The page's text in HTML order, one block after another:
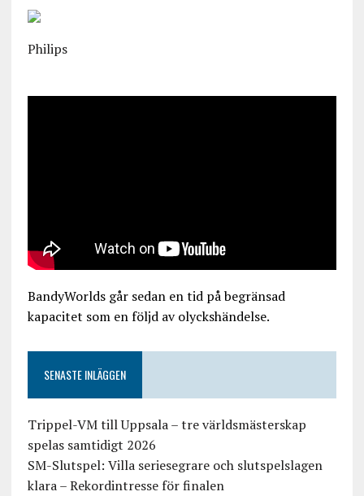
Philips
BandyWorlds går sedan en tid på begränsad
kapacitet som en följd av olyckshändelse.
SENASTE INLÄGGEN
Trippel-VM till Uppsala – tre världsmästerskap
spelas samtidigt 2026
SM-Slutspel: Villa seriesegrare och slutspelslagen
klara – Rekordintresse för finalen